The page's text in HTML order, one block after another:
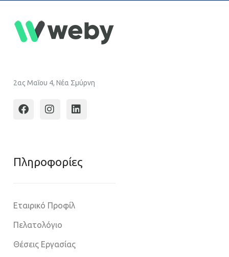
2ας Μαΐου 4, Νέα Σμύρνη
Πληροφoρίες
Εταιρικό Προφίλ
Πελατολόγιο
Θέσεις Εργασίας